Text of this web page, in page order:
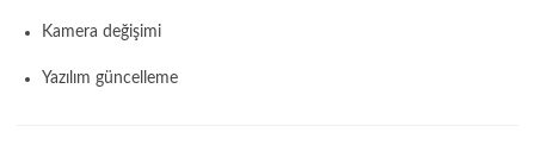
Kamera değişimi
Yazılım güncelleme